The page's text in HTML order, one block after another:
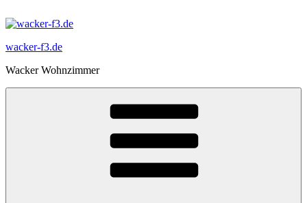
Inhalt
wacker-f3.de
Wacker Wohnzimmer